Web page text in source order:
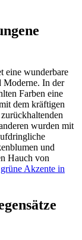
eine wunderbare
In der
Farben eine
dem kräftigen
wurden mit
und
Hauch von
grüne Akzente in